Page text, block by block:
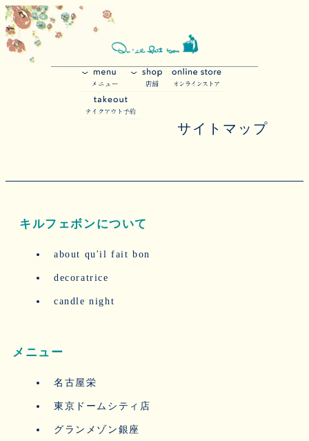
サイトマップ
キルフェボンについて
about qu'il fait bon
decoratrice
candle night
メニュー
名古屋栄
東京ドームシティ店
グランメゾン銀座